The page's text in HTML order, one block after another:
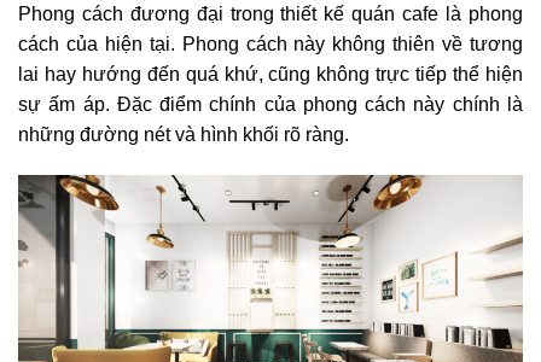
Phong cách đương đại trong thiết kế quán cafe là phong
cách của hiện tại. Phong cách này không thiên về tương
lai hay hướng đến quá khứ, cũng không trực tiếp thể hiện
sự ấm áp. Đặc điểm chính của phong cách này chính là
những đường nét và hình khối rõ ràng.